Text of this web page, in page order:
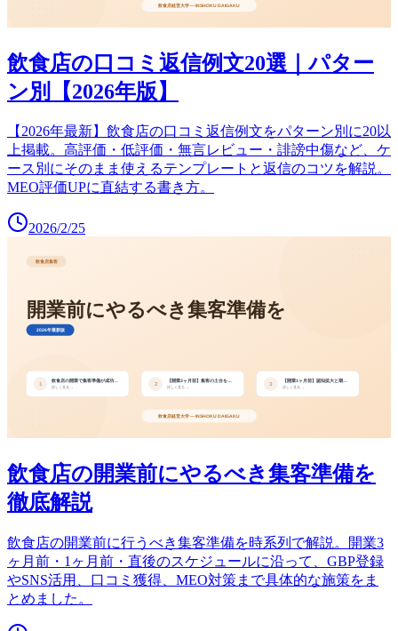
飲食店の口コミ返信例文20選｜パター
ン別【2026年版】
【2026年最新】飲食店の口コミ返信例文をパターン別に20以
上掲載。高評価・低評価・無言レビュー・誹謗中傷など、ケ
ース別にそのまま使えるテンプレートと返信のコツを解説。
MEO評価UPに直結する書き方。
2026/2/25
飲食店の開業前にやるべき集客準備を
徹底解説
飲食店の開業前に行うべき集客準備を時系列で解説。開業3
ヶ月前・1ヶ月前・直後のスケジュールに沿って、GBP登録
やSNS活用、口コミ獲得、MEO対策まで具体的な施策をま
とめました。